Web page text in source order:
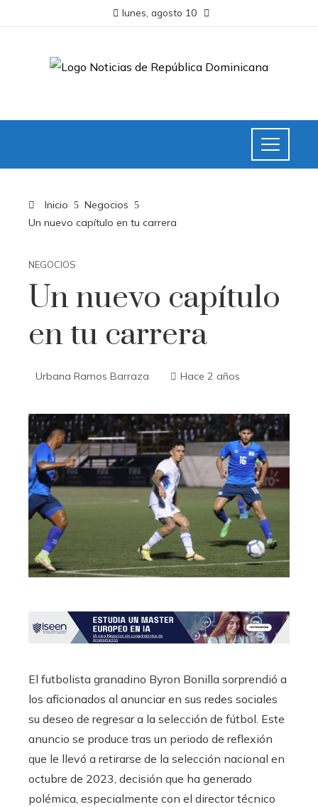
lunes, agosto 10
Inicio
Negocios
Un nuevo capítulo en tu carrera
NEGOCIOS
Un nuevo capítulo
en tu carrera
Urbana Ramos Barraza Hace 2 años
El futbolista granadino Byron Bonilla sorprendió a
los aficionados al anunciar en sus redes sociales
su deseo de regresar a la selección de fútbol. Este
anuncio se produce tras un periodo de reflexión
que le llevó a retirarse de la selección nacional en
octubre de 2023, decisión que ha generado
polémica, especialmente con el director técnico